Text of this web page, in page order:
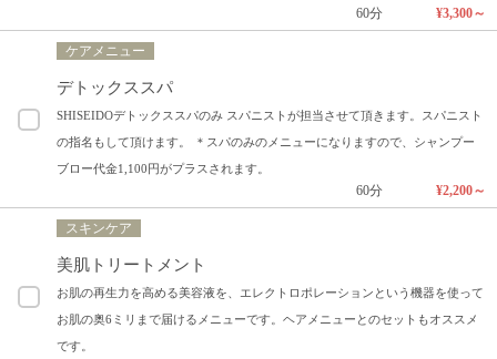
60分 ¥3,300～
ケアメニュー
デトックススパ
SHISEIDOデトックススパのみ スパニストが担当させて頂きます。スパニスト
の指名もして頂けます。 ＊スパのみのメニューになりますので、シャンプー
ブロー代金1,100円がプラスされます。
60分 ¥2,200～
スキンケア
美肌トリートメント
お肌の再生力を高める美容液を、エレクトロポレーションという機器を使って
お肌の奥6ミリまで届けるメニューです。ヘアメニューとのセットもオススメ
です。